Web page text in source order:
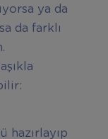
ya da
da farklı
hazırlayıp